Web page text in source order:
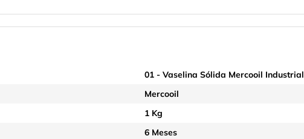
01 - Vaselina Sólida Mercooil Industrial
Mercooil
1 Kg
6 Meses